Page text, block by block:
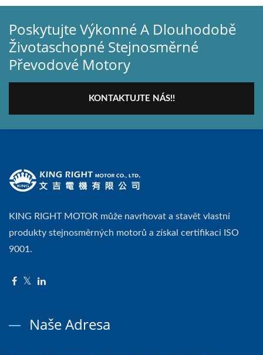
Poskytujte Výkonné A Dlouhodobě
Životaschopné Stejnosměrné
Převodové Motory
KONTAKTUJTE NÁS!!
KING RIGHT MOTOR může navrhovat a stavět vlastní
produkty stejnosměrných motorů a získal certifikaci ISO
9001.
Naše Adresa